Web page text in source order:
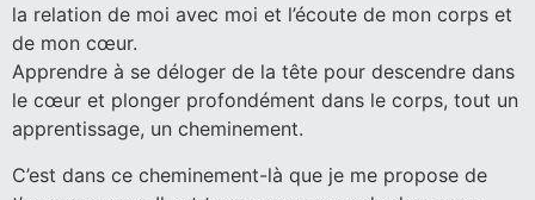
la relation de moi avec moi et l’écoute de mon corps et
de mon cœur.
Apprendre à se déloger de la tête pour descendre dans
le cœur et plonger profondément dans le corps, tout un
apprentissage, un cheminement.
C’est dans ce cheminement-là que je me propose de